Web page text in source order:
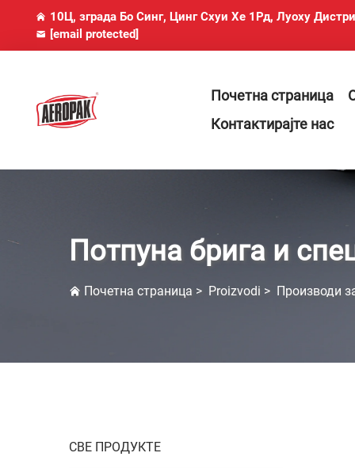
10Ц, зграда Бо Синг, Цинг Схуи Хе 1Рд, Луоху
[email protected]
Почетна страница
Контактирајте нас
Потпуна брига и
Почетна страница > Proizvodi > Производи
СВЕ ПРОДУКТЕ